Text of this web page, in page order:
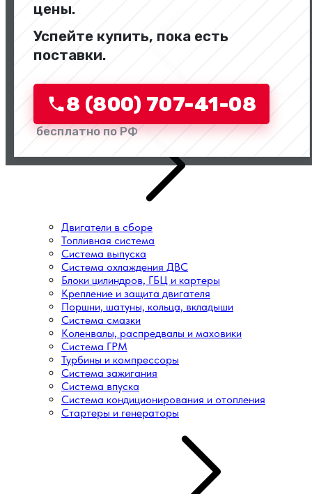
цены.
Успейте купить, пока есть
поставки.
8 (800) 707-41-08
бесплатно по РФ
Перейти в категорию
Двигатели в сборе
Топливная система
Система выпуска
Система охлаждения ДВС
Блоки цилиндров, ГБЦ и картеры
Крепление и защита двигателя
Поршни, шатуны, кольца, вкладыши
Система смазки
Коленвалы, распредвалы и маховики
Система ГРМ
Турбины и компрессоры
Система зажигания
Система впуска
Система кондиционирования и отопления
Стартеры и генераторы